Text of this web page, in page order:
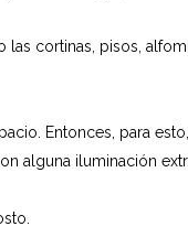
las cortinas, pisos,
Entonces, para
alguna iluminación